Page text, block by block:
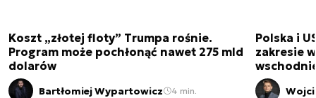
Koszt „złotej floty” Trumpa rośnie.
Program może pochłonąć nawet 275 mld
dolarów
Bartłomiej Wypartowicz 4 min.
Polska i
zakresie